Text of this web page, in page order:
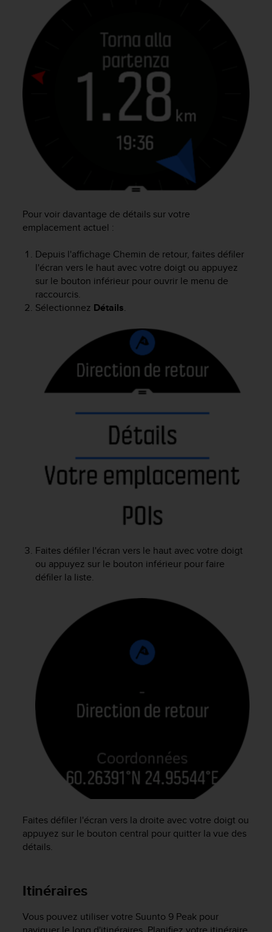
Pour voir davantage de détails sur votre
emplacement actuel :
Depuis l'affichage Chemin de retour, faites défiler
l'écran vers le haut avec votre doigt ou appuyez
sur le bouton inférieur pour ouvrir le menu de
raccourcis.
Sélectionnez Détails.
Faites défiler l'écran vers le haut avec votre doigt
ou appuyez sur le bouton inférieur pour faire
défiler la liste.
Faites défiler l'écran vers la droite avec votre doigt ou
appuyez sur le bouton central pour quitter la vue des
détails.
Itinéraires
Vous pouvez utiliser votre Suunto 9 Peak pour